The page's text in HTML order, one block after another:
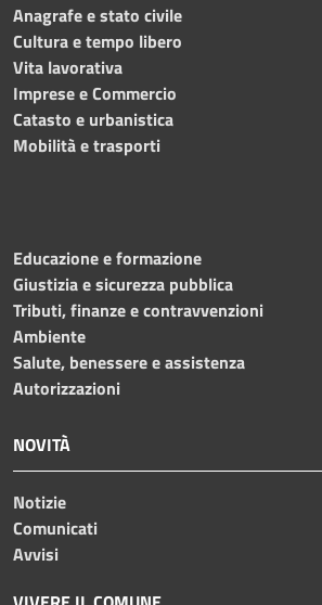
Anagrafe e stato civile
Cultura e tempo libero
Vita lavorativa
Imprese e Commercio
Catasto e urbanistica
Mobilità e trasporti
Educazione e formazione
Giustizia e sicurezza pubblica
Tributi, finanze e contravvenzioni
Ambiente
Salute, benessere e assistenza
Autorizzazioni
NOVITÀ
Notizie
Comunicati
Avvisi